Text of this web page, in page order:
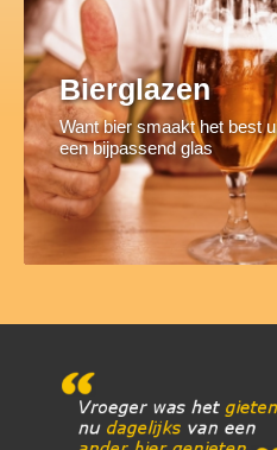
Bierglazen
Want bier smaakt het best
een bijpassend glas